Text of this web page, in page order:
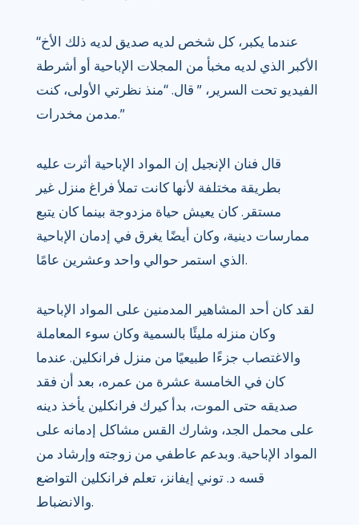
“عندما يكبر، كل شخص لديه صديق لديه ذلك الأخ
الأكبر الذي لديه مخبأ من المجلات الإباحية أو أشرطة
الفيديو تحت السرير، ” قال. “منذ نظرتي الأولى، كنت
مدمن مخدرات.”
قال فنان الإنجيل إن المواد الإباحية أثرت عليه
بطريقة مختلفة لأنها كانت تملأ فراغ منزل غير
مستقر. كان يعيش حياة مزدوجة بينما كان يتبع
ممارسات دينية، وكان أيضًا يغرق في إدمان الإباحية
الذي استمر حوالي واحد وعشرين عامًا.
لقد كان أحد المشاهير المدمنين على المواد الإباحية
وكان منزله مليئًا بالسمية وكان سوء المعاملة
والاغتصاب جزءًا طبيعيًا من منزل فرانكلين. عندما
كان في الخامسة عشرة من عمره، بعد أن فقد
صديقه حتى الموت، بدأ كيرك فرانكلين يأخذ دينه
على محمل الجد، وشارك القس مشاكل إدمانه على
المواد الإباحية. وبدعم عاطفي من زوجته وإرشاد من
قسه د. توني إيفانز، تعلم فرانكلين التواضع
والانضباط.